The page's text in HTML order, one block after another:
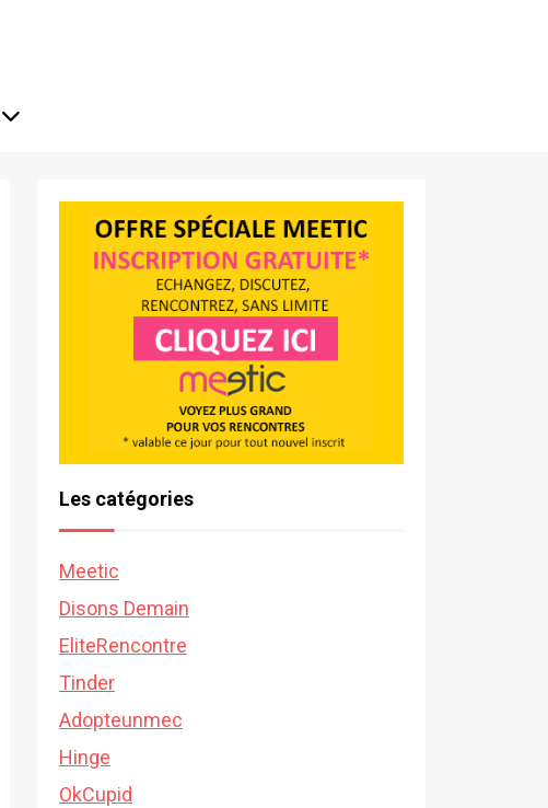
Les catégories
Meetic
Disons Demain
EliteRencontre
Tinder
Adopteunmec
Hinge
OkCupid